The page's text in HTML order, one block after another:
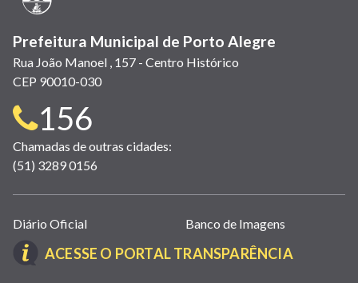
Prefeitura Municipal de Porto Alegre
Rua João Manoel , 157 - Centro Histórico
CEP 90010-030
Telefone
para
contato:
156
Chamadas de outras cidades:
(51) 3289 0156
Links
úteis
(abrem
Diário Oficial Banco de Imagens
ACESSE O PORTAL TRANSPARÊNCIA(LINK